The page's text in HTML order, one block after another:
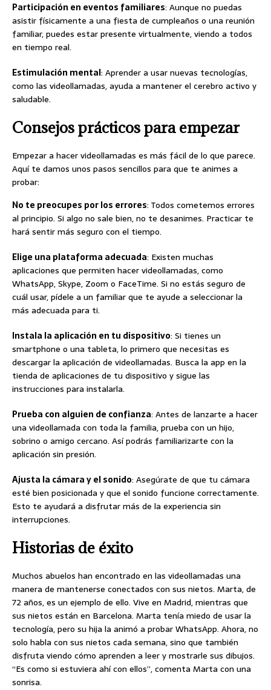
Participación en eventos familiares: Aunque no puedas
asistir físicamente a una fiesta de cumpleaños o una reunión
familiar, puedes estar presente virtualmente, viendo a todos
en tiempo real.
Estimulación mental: Aprender a usar nuevas tecnologías,
como las videollamadas, ayuda a mantener el cerebro activo y
saludable.
Consejos prácticos para empezar
Empezar a hacer videollamadas es más fácil de lo que parece.
Aquí te damos unos pasos sencillos para que te animes a
probar:
No te preocupes por los errores: Todos cometemos errores
al principio. Si algo no sale bien, no te desanimes. Practicar te
hará sentir más seguro con el tiempo.
Elige una plataforma adecuada: Existen muchas
aplicaciones que permiten hacer videollamadas, como
WhatsApp, Skype, Zoom o FaceTime. Si no estás seguro de
cuál usar, pídele a un familiar que te ayude a seleccionar la
más adecuada para ti.
Instala la aplicación en tu dispositivo: Si tienes un
smartphone o una tableta, lo primero que necesitas es
descargar la aplicación de videollamadas. Busca la app en la
tienda de aplicaciones de tu dispositivo y sigue las
instrucciones para instalarla.
Prueba con alguien de confianza: Antes de lanzarte a hacer
una videollamada con toda la familia, prueba con un hijo,
sobrino o amigo cercano. Así podrás familiarizarte con la
aplicación sin presión.
Ajusta la cámara y el sonido: Asegúrate de que tu cámara
esté bien posicionada y que el sonido funcione correctamente.
Esto te ayudará a disfrutar más de la experiencia sin
interrupciones.
Historias de éxito
Muchos abuelos han encontrado en las videollamadas una
manera de mantenerse conectados con sus nietos. Marta, de
72 años, es un ejemplo de ello. Vive en Madrid, mientras que
sus nietos están en Barcelona. Marta tenía miedo de usar la
tecnología, pero su hija la animó a probar WhatsApp. Ahora, no
solo habla con sus nietos cada semana, sino que también
disfruta viendo cómo aprenden a leer y mostrarle sus dibujos.
“Es como si estuviera ahí con ellos”, comenta Marta con una
sonrisa.